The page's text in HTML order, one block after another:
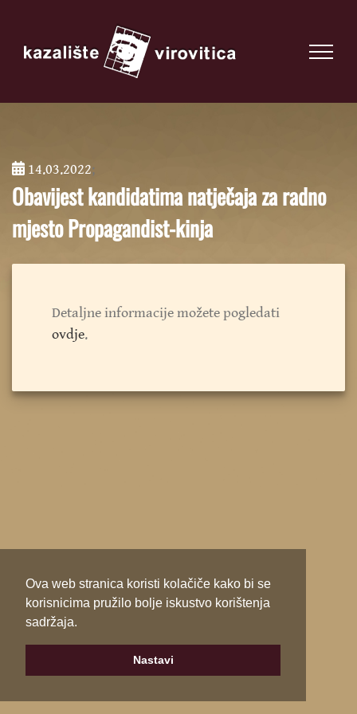
Ova web stranica koristi kolačiče kako bi se
korisnicima pružilo bolje iskustvo korištenja
sadržaja.
Nastavi
14.03.2022;
Obavijest kandidatima natječaja za radno
mjesto Propagandist-kinja
Detaljne informacije možete pogledati
ovdje.